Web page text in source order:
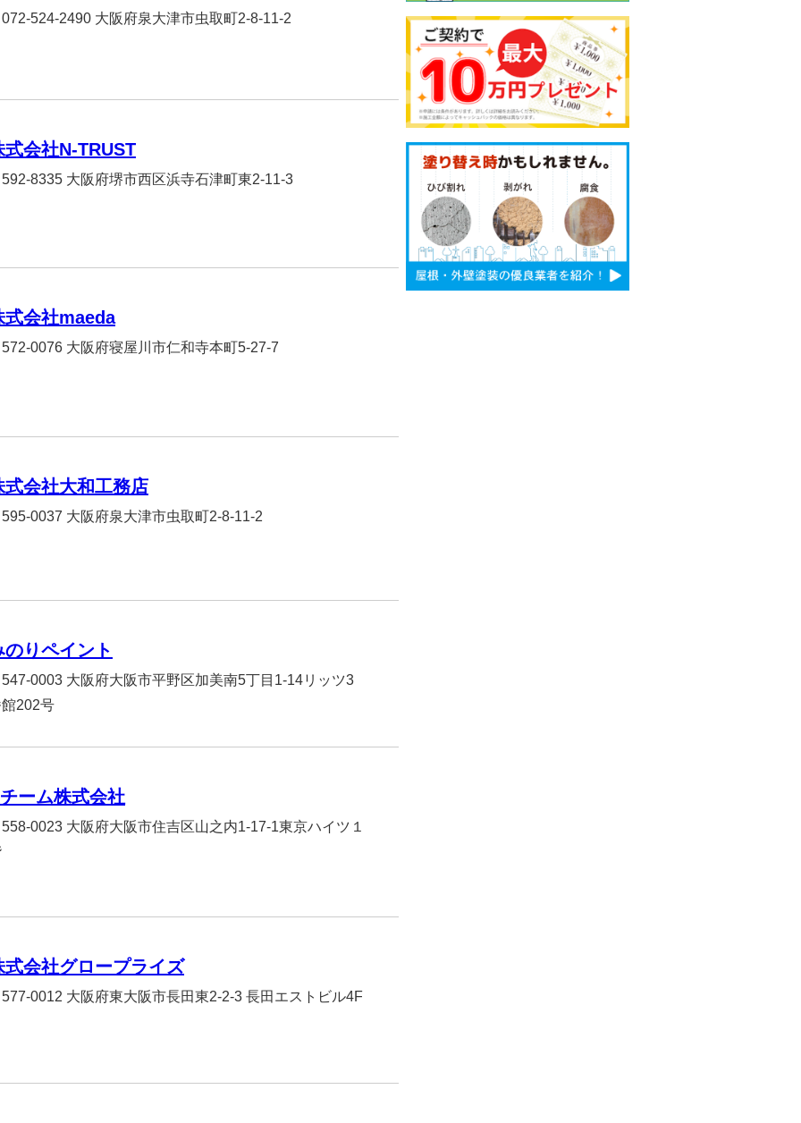
524-2490 大阪府泉大津市虫取町2-8-11-2
式会社N-TRUST
8335 大阪府堺市西区浜寺石津町東2-11-3
式会社maeda
0076 大阪府寝屋川市仁和寺本町5-27-7
式会社大和工務店
0037 大阪府泉大津市虫取町2-8-11-2
のりペイント
0003 大阪府大阪市平野区加美南5丁目1-14リッツ3
202号
ーム株式会社
0023 大阪府大阪市住吉区山之内1-17-1東京ハイツ１
式会社グロープライズ
0012 大阪府東大阪市長田東2-2-3 長田エストビル4F